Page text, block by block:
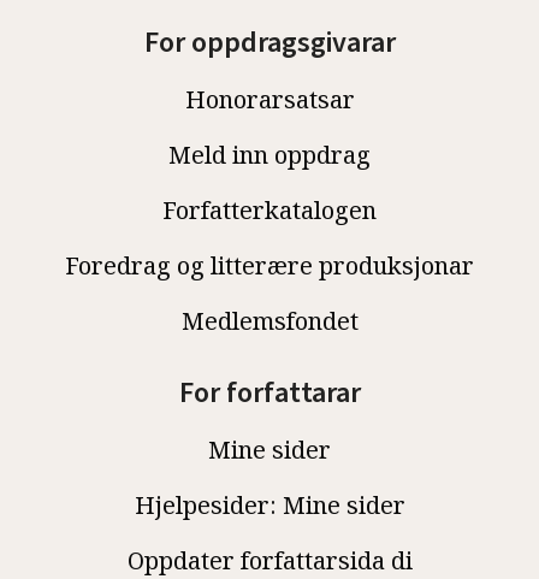
For oppdragsgivarar
Honorarsatsar
Meld inn oppdrag
Forfatterkatalogen
Foredrag og litterære produksjonar
Medlemsfondet
For forfattarar
Mine sider
Hjelpesider: Mine sider
Oppdater forfattarsida di